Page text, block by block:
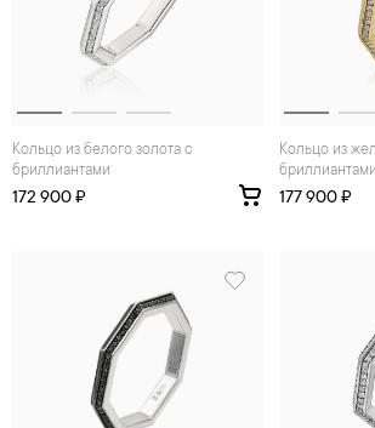
Кольцо из белого золота с
бриллиантами
172 900 ₽
Кольцо из желтого золота с
бриллиантами
177 900 ₽